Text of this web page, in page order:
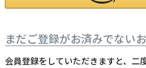
まだご登録がお済みでない
会員登録をしていただきますと、二